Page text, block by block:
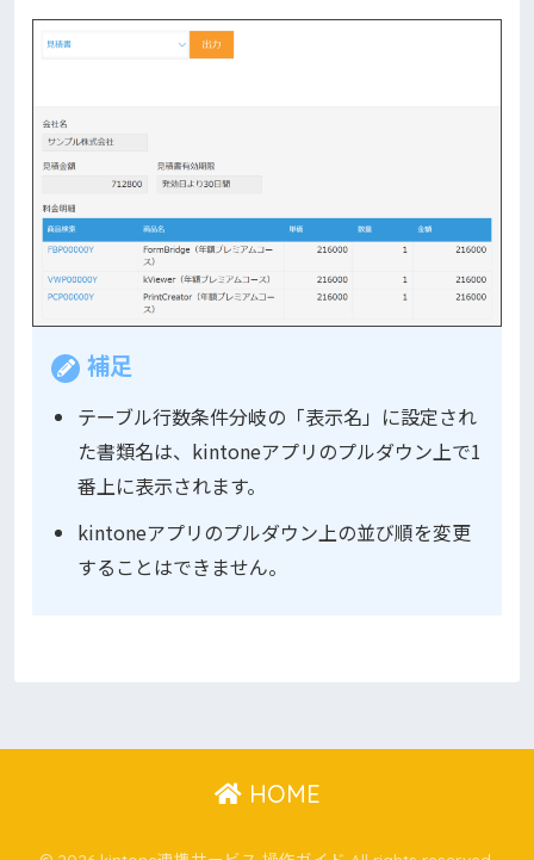
補足
テーブル行数条件分岐の「表示名」に設定され
た書類名は、kintoneアプリのプルダウン上で1
番上に表示されます。
kintoneアプリのプルダウン上の並び順を変更
することはできません。
HOME